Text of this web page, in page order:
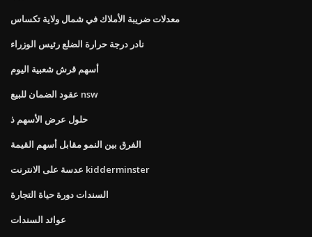
معدلات ضريبة الأملاك في شمال ولاية تكساس
نادر درجة حرارة الضلع رئيس الوزراء
أسهم قرش شعبية اليوم
عقود الضمان للبيع nsw
حلول عرض الأسهم ذ
الفرق بين النمو مقابل أسهم القيمة
عدسة على الانترنت kidderminster
السندات دورة حياة التجارة
عوائد السندات